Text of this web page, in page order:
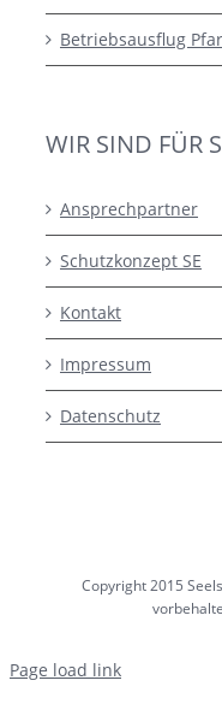
Betriebsausflug
WIR SIND FÜR
Ansprechpartner
Schutzkonzept SE
Kontakt
Impressum
Datenschutz
Copyright 2015
Page load link